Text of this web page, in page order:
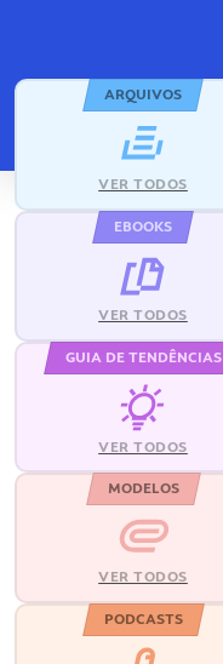
ARQUIVOS
VER TODOS
EBOOKS
VER TODOS
GUIA DE TENDÊNCIAS
VER TODOS
MODELOS
VER TODOS
PODCASTS